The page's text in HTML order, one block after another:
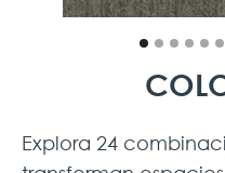
Explora 24